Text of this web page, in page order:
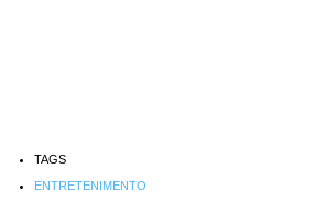
TAGS
ENTRETENIMENTO